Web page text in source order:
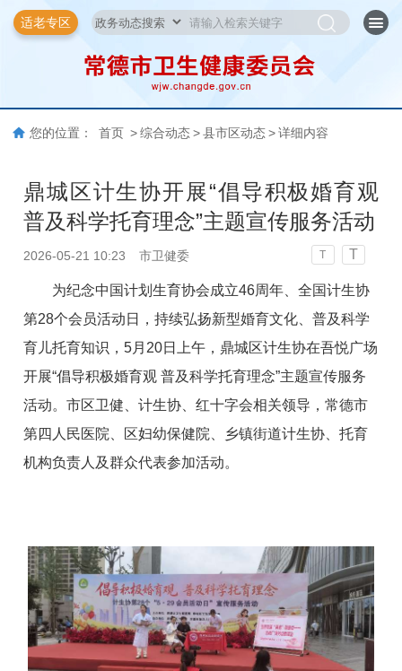
适老专区
您的位置： 首页 > 综合动态 > 县市区动态 > 详细内容
鼎城区计生协开展“倡导积极婚育观
普及科学托育理念”主题宣传服务活动
2026-05-21 10:23 市卫健委 T T
为纪念中国计划生育协会成立46周年、全国计生协
第28个会员活动日，持续弘扬新型婚育文化、普及科学
育儿托育知识，5月20日上午，鼎城区计生协在吾悦广场
开展“倡导积极婚育观 普及科学托育理念”主题宣传服务
活动。市区卫健、计生协、红十字会相关领导，常德市
第四人民医院、区妇幼保健院、乡镇街道计生协、托育
机构负责人及群众代表参加活动。